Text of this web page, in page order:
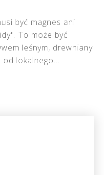
być magnes ani
To może być
leśnym, drewniany
lokalnego...